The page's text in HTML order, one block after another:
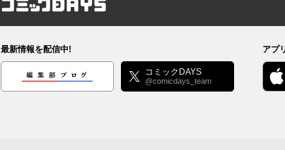
コミックDAYS
最新情報を配信中!
編集部ブログ コミックDAYS
@comicdays_team
アプ